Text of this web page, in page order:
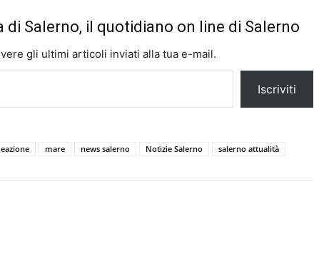
di Salerno, il quotidiano on line di Salerno
gli ultimi articoli inviati alla tua e-mail.
Iscriviti
mare news salerno Notizie Salerno salerno attualità